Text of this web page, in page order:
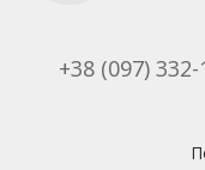
+38 (097)